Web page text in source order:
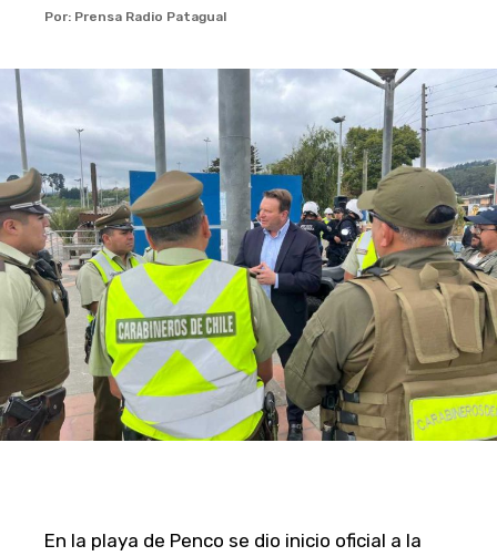
Por: Prensa Radio Patagual
En la playa de Penco se dio inicio oficial a la